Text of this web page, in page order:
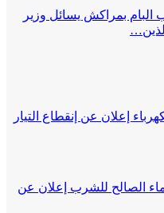
البام بمراكش يسائل وزير
إعلان عن إنقطاع التيار
الصالح للشرب إعلان عن